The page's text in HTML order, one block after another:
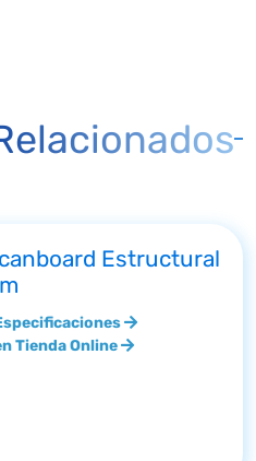
Estructural
Tienda Online